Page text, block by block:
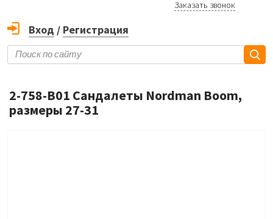
Заказать звонок
Вход / Регистрация
2-758-B01 Сандалеты Nordman Boom,
размеры 27-31